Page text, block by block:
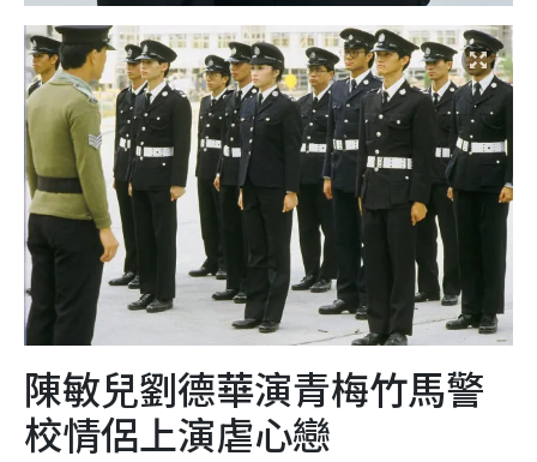
陳敏兒劉德華演青梅竹馬警
校情侶上演虐心戀